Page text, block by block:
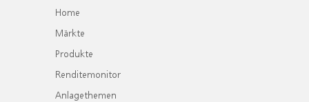
Home
Märkte
Produkte
Renditemonitor
Anlagethemen